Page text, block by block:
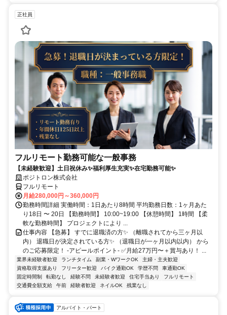
正社員
フルリモート勤務可能な一般事務
【未経験歓迎】土日祝休み✨福利厚生充実✨在宅勤務可能✨
ポジトロン株式会社
フルリモート
月給280,000円～360,000円
勤務時間詳細 実働時間：1日あたり8時間 平均勤務日数：1ヶ月あた
り18日 〜 20日 【勤務時間】 10:00~19:00 【休憩時間】 1時間 【柔
軟な勤務時間】 プロジェクトにより ...
仕事内容 【急募】 すでに退職済の方✨ （離職されてから三ヶ月以
内） 退職日が決定されている方✨ （退職日が一ヶ月以内以内） から
のご応募限定！ -アピールポイント- ✅月給27万円〜＋賞与あり！ ...
業界未経験者歓迎 ランチタイム 副業・WワークOK
主婦・主夫歓迎
資格取得支援あり
フリーター歓迎 バイク通勤OK 学歴不問
車通勤OK
固定時間制
転勤なし 経験不問 未経験者歓迎 住宅手当あり
フルリモート
交通費全額支給
午前 経験者歓迎 ネイルOK 残業なし
アルバイト・パート